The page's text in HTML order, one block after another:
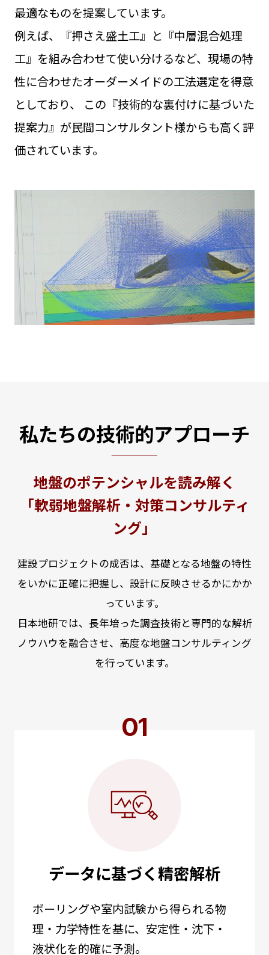
お問い合わせ
採用情報
最適なものを提案しています。
例えば、『押さえ盛土工』と『中層混合処理
工』を組み合わせて使い分けるなど、現場の特
性に合わせたオーダーメイドの工法選定を得意
としており、
この『技術的な裏付けに基づいた
提案力』が民間コンサルタント様からも高く評
価されています。
私たちの技術的アプローチ
地盤のポテンシャルを読み解く
「軟弱地盤解析・対策コンサルティ
ング」
建設プロジェクトの成否は、基礎となる地盤の特性
をいかに正確に把握し、設計に反映させるかにかか
っています。
日本地研では、長年培った調査技術と専門的な解析
ノウハウを融合させ、高度な地盤コンサルティング
を行っています。
01
データに基づく精密解析
ボーリングや室内試験から得られる物
理・力学特性を基に、安定性・沈下・
液状化を的確に予測。